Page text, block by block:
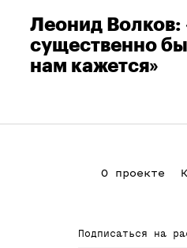
Леонид Волков:
существенно
нам кажется»
О проекте
Подписаться на